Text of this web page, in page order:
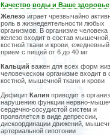
Качество воды и Ваше здоровье
Железо играет чрезвычайно
роль в жизнедеятельности любых
организмов. В организме человека
железо входит в состав мышечной,
костной ткани и крови, ежедневный
прием с пищей от 6 до 40 мг
Кальций важен для всех форм
человеческом организме входит в
костной, мышечной ткани и крови
Дефицит Калия приводит в
нарушению функции нервно-
сердечно-сосудистой систем и
проявляется в виде депрессии,
дискоординации движений,
артериальной гипотонии